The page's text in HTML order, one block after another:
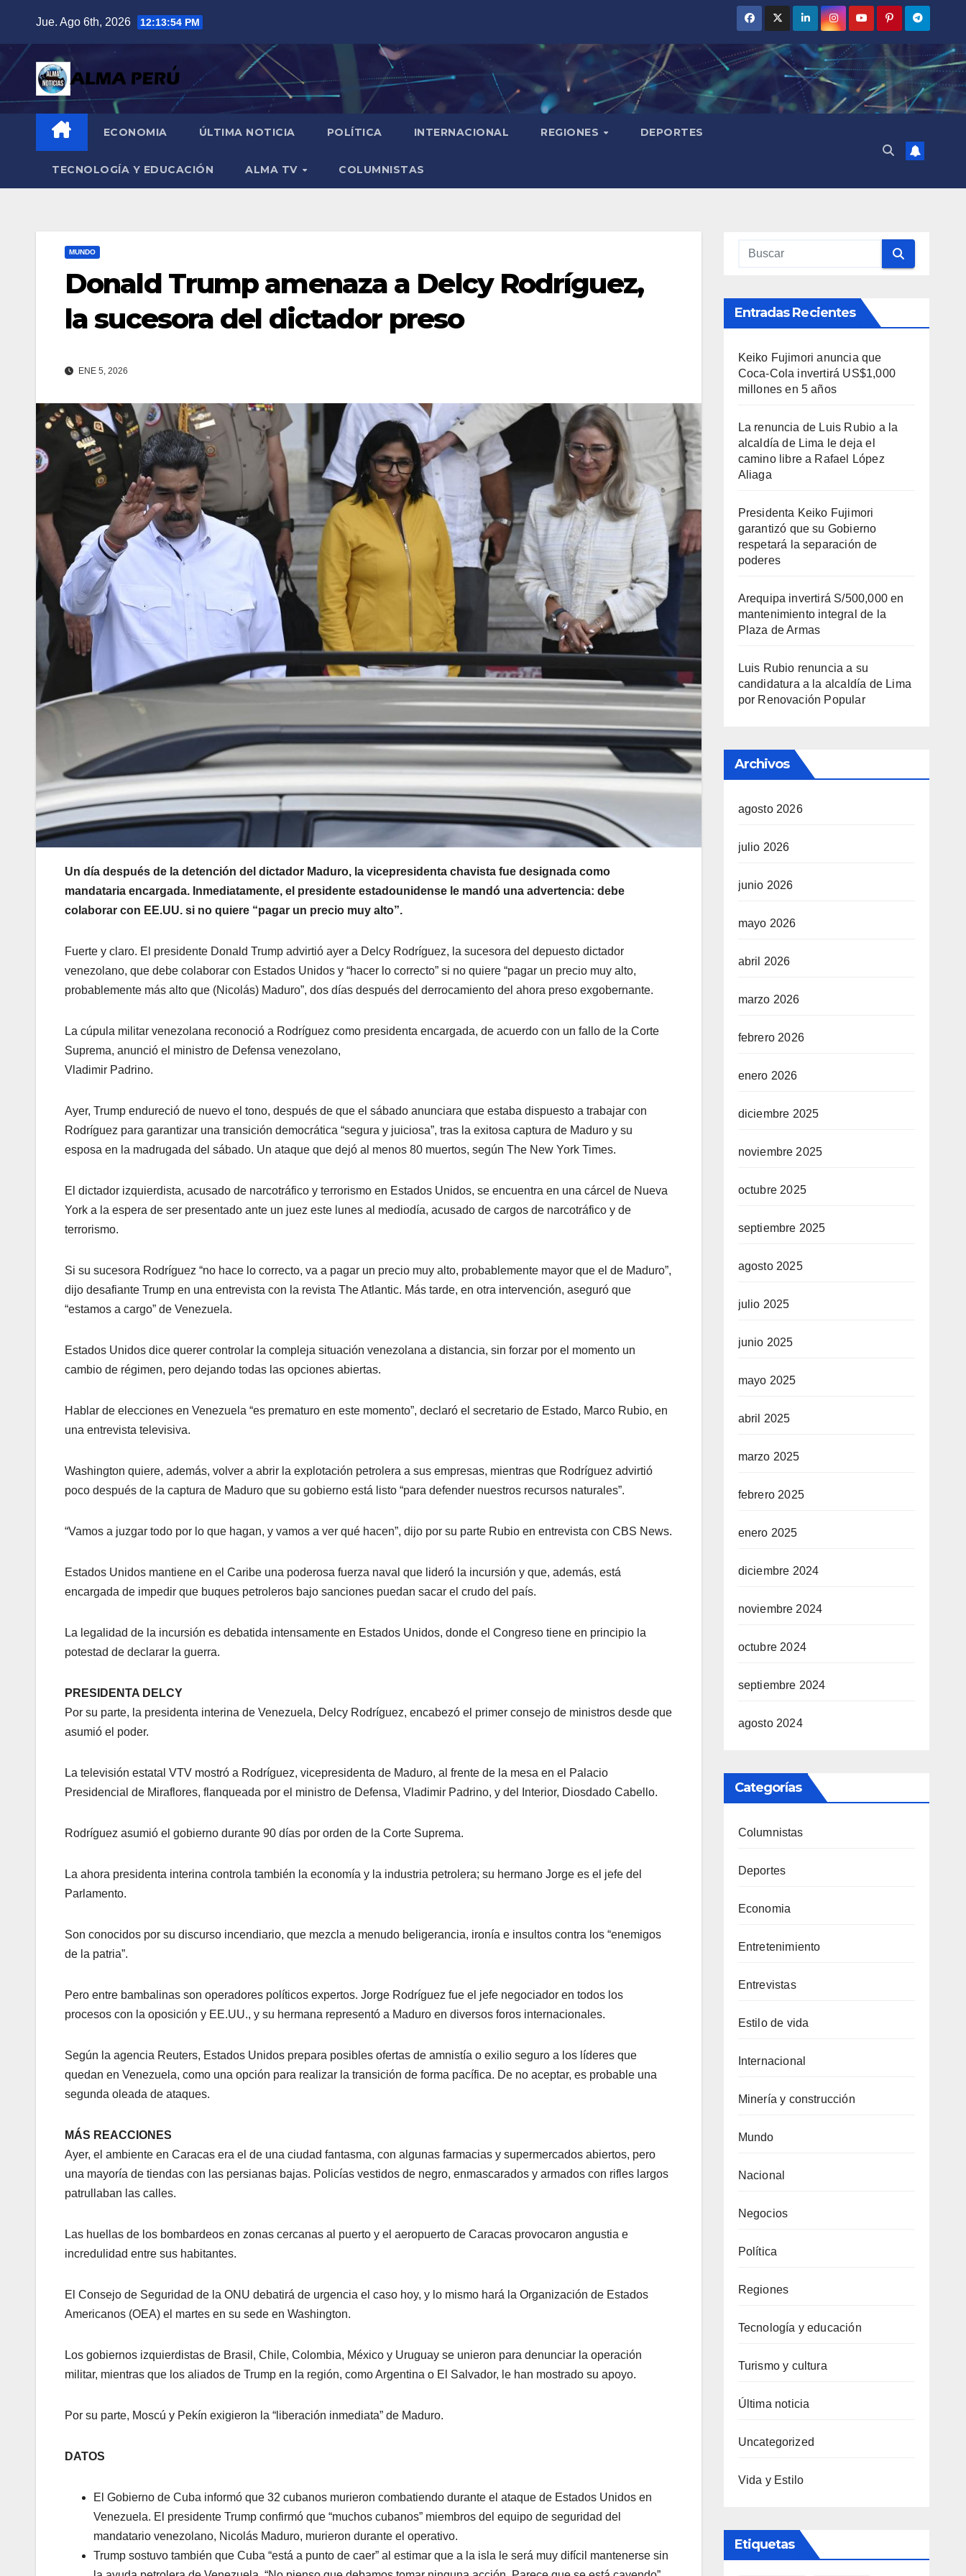
contenido
Jue. Ago 6th, 2026 12:13:55 PM
ECONOMIA ÚLTIMA NOTICIA POLÍTICA INTERNACIONAL REGIONES DEPORTES
TECNOLOGÍA Y EDUCACIÓN ALMA TV COLUMNISTAS
MUNDO
Donald Trump amenaza a Delcy Rodríguez,
la sucesora del dictador preso
ENE 5, 2026
Un día después de la detención del dictador Maduro, la vicepresidenta chavista fue designada como
mandataria encargada. Inmediatamente, el presidente estadounidense le mandó una advertencia: debe
colaborar con EE.UU. si no quiere “pagar un precio muy alto”.
Fuerte y claro. El presidente Donald Trump advirtió ayer a Delcy Rodríguez, la sucesora del depuesto dictador
venezolano, que debe colaborar con Estados Unidos y “hacer lo correcto” si no quiere “pagar un precio muy alto,
probablemente más alto que (Nicolás) Maduro”, dos días después del derrocamiento del ahora preso exgobernante.
La cúpula militar venezolana reconoció a Rodríguez como presidenta encargada, de acuerdo con un fallo de la Corte
Suprema, anunció el ministro de Defensa venezolano,
Vladimir Padrino.
Ayer, Trump endureció de nuevo el tono, después de que el sábado anunciara que estaba dispuesto a trabajar con
Rodríguez para garantizar una transición democrática “segura y juiciosa”, tras la exitosa captura de Maduro y su
esposa en la madrugada del sábado. Un ataque que dejó al menos 80 muertos, según The New York Times.
El dictador izquierdista, acusado de narcotráfico y terrorismo en Estados Unidos, se encuentra en una cárcel de Nueva
York a la espera de ser presentado ante un juez este lunes al mediodía, acusado de cargos de narcotráfico y de
terrorismo.
Si su sucesora Rodríguez “no hace lo correcto, va a pagar un precio muy alto, probablemente mayor que el de Maduro”,
dijo desafiante Trump en una entrevista con la revista The Atlantic. Más tarde, en otra intervención, aseguró que
“estamos a cargo” de Venezuela.
Estados Unidos dice querer controlar la compleja situación venezolana a distancia, sin forzar por el momento un
cambio de régimen, pero dejando todas las opciones abiertas.
Hablar de elecciones en Venezuela “es prematuro en este momento”, declaró el secretario de Estado, Marco Rubio, en
una entrevista televisiva.
Washington quiere, además, volver a abrir la explotación petrolera a sus empresas, mientras que Rodríguez advirtió
poco después de la captura de Maduro que su gobierno está listo “para defender nuestros recursos naturales”.
“Vamos a juzgar todo por lo que hagan, y vamos a ver qué hacen”, dijo por su parte Rubio en entrevista con CBS News.
Estados Unidos mantiene en el Caribe una poderosa fuerza naval que lideró la incursión y que, además, está
encargada de impedir que buques petroleros bajo sanciones puedan sacar el crudo del país.
La legalidad de la incursión es debatida intensamente en Estados Unidos, donde el Congreso tiene en principio la
potestad de declarar la guerra.
PRESIDENTA DELCY
Por su parte, la presidenta interina de Venezuela, Delcy Rodríguez, encabezó el primer consejo de ministros desde que
asumió el poder.
La televisión estatal VTV mostró a Rodríguez, vicepresidenta de Maduro, al frente de la mesa en el Palacio
Presidencial de Miraflores, flanqueada por el ministro de Defensa, Vladimir Padrino, y del Interior, Diosdado Cabello.
Rodríguez asumió el gobierno durante 90 días por orden de la Corte Suprema.
La ahora presidenta interina controla también la economía y la industria petrolera; su hermano Jorge es el jefe del
Parlamento.
Son conocidos por su discurso incendiario, que mezcla a menudo beligerancia, ironía e insultos contra los “enemigos
de la patria”.
Pero entre bambalinas son operadores políticos expertos. Jorge Rodríguez fue el jefe negociador en todos los
procesos con la oposición y EE.UU., y su hermana representó a Maduro en diversos foros internacionales.
Según la agencia Reuters, Estados Unidos prepara posibles ofertas de amnistía o exilio seguro a los líderes que
quedan en Venezuela, como una opción para realizar la transición de forma pacífica. De no aceptar, es probable una
segunda oleada de ataques.
MÁS REACCIONES
Ayer, el ambiente en Caracas era el de una ciudad fantasma, con algunas farmacias y supermercados abiertos, pero
una mayoría de tiendas con las persianas bajas. Policías vestidos de negro, enmascarados y armados con rifles largos
patrullaban las calles.
Las huellas de los bombardeos en zonas cercanas al puerto y el aeropuerto de Caracas provocaron angustia e
incredulidad entre sus habitantes.
El Consejo de Seguridad de la ONU debatirá de urgencia el caso hoy, y lo mismo hará la Organización de Estados
Americanos (OEA) el martes en su sede en Washington.
Los gobiernos izquierdistas de Brasil, Chile, Colombia, México y Uruguay se unieron para denunciar la operación
militar, mientras que los aliados de Trump en la región, como Argentina o El Salvador, le han mostrado su apoyo.
Por su parte, Moscú y Pekín exigieron la “liberación inmediata” de Maduro.
DATOS
El Gobierno de Cuba informó que 32 cubanos murieron combatiendo durante el ataque de Estados Unidos en
Venezuela. El presidente Trump confirmó que “muchos cubanos” miembros del equipo de seguridad del
mandatario venezolano, Nicolás Maduro, murieron durante el operativo.
Trump sostuvo también que Cuba “está a punto de caer” al estimar que a la isla le será muy difícil mantenerse sin
Entradas Recientes
Keiko Fujimori anuncia que
Coca-Cola invertirá US$1,000
millones en 5 años
La renuncia de Luis Rubio a la
alcaldía de Lima le deja el
camino libre a Rafael López
Aliaga
Presidenta Keiko Fujimori
garantizó que su Gobierno
respetará la separación de
poderes
Arequipa invertirá S/500,000 en
mantenimiento integral de la
Plaza de Armas
Luis Rubio renuncia a su
candidatura a la alcaldía de Lima
por Renovación Popular
Archivos
agosto 2026
julio 2026
junio 2026
mayo 2026
abril 2026
marzo 2026
febrero 2026
enero 2026
diciembre 2025
noviembre 2025
octubre 2025
septiembre 2025
agosto 2025
julio 2025
junio 2025
mayo 2025
abril 2025
marzo 2025
febrero 2025
enero 2025
diciembre 2024
noviembre 2024
octubre 2024
septiembre 2024
agosto 2024
Categorías
Columnistas
Deportes
Economia
Entretenimiento
Entrevistas
Estilo de vida
Internacional
Minería y construcción
Mundo
Nacional
Negocios
Política
Regiones
Tecnología y educación
Turismo y cultura
Última noticia
Uncategorized
Vida y Estilo
Etiquetas